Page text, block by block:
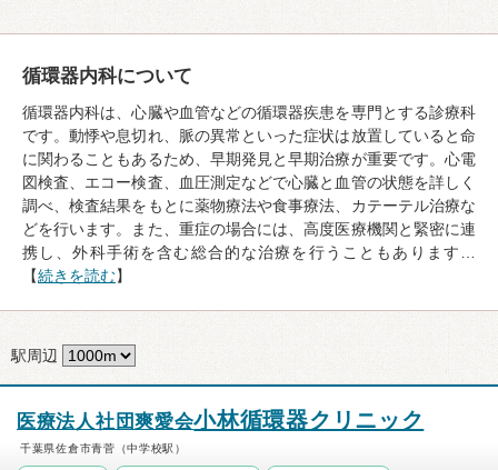
循環器内科について
循環器内科は、心臓や血管などの循環器疾患を専門とする診療科
です。動悸や息切れ、脈の異常といった症状は放置していると命
に関わることもあるため、早期発見と早期治療が重要です。心電
図検査、エコー検査、血圧測定などで心臓と血管の状態を詳しく
調べ、検査結果をもとに薬物療法や食事療法、カテーテル治療な
どを行います。また、重症の場合には、高度医療機関と緊密に連
携し、外科手術を含む総合的な治療を行うこともあります…
【続きを読む】
駅周辺
医療法人社団爽愛会小林循環器クリニック
千葉県佐倉市青菅（中学校駅）